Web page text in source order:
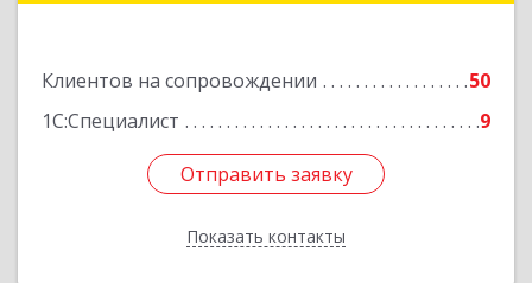
Клиентов на сопровождении
50
1С:Специалист
9
Отправить заявку
Показать контакты
Отправить заявку
Назад